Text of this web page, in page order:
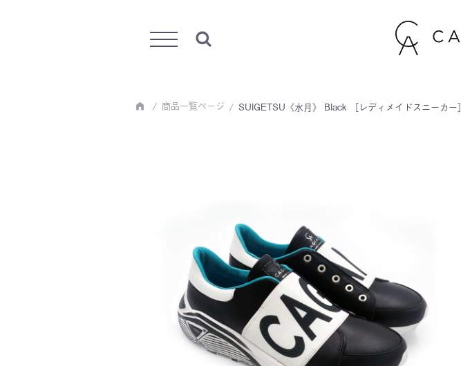
Menu
商品一覧ページ SUIGETSU《水月》 Black ［レディメイドスニーカー］